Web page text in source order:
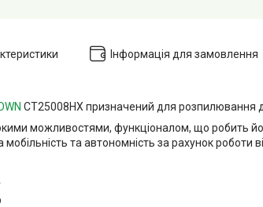
Інформація для замовлення
CT25008HX призначений для розпилювання
можливостями, функціоналом, що робить
та автономність за рахунок роботи